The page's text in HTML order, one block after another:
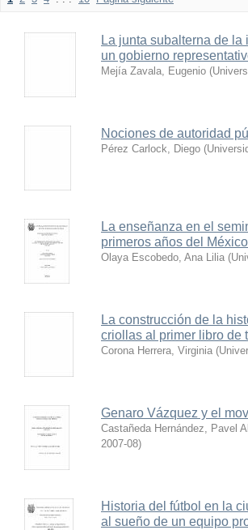
La junta subalterna de
un gobierno
Mejía Zavala, Eugenio (
Nociones de autoridad
Pérez Carlock, Diego (
La enseñanza en el
primeros años del
Olaya Escobedo, Ana Lilia (
La construcción de la
criollas al primer libro de
Corona Herrera, Virginia (
Genaro Vázquez y el
Castañeda Hernández, Pavel
2007-08)
Historia del fútbol en la
al sueño de un equipo